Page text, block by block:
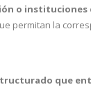
o instituciones
permitan la
que